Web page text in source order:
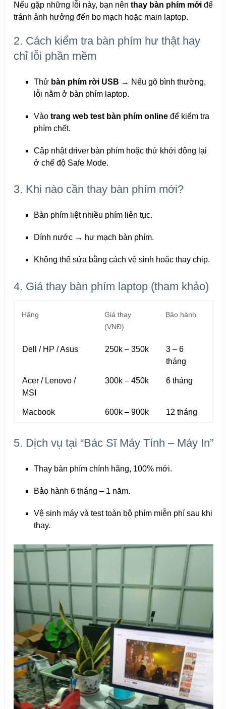
Nếu gặp những lỗi này, bạn nên thay bàn phím mớiđể
tránh ảnh hưởng đến bo mạch hoặc main laptop.
2. Cách kiểm tra bàn phím hư thật hay
chỉ lỗi phần mềm
Thử bàn phím rời USB → Nếu gõ bình thường,
lỗi nằm ở bàn phím laptop.
Vào trang web test bàn phím onlineđể kiểm tra
phím chết.
Cập nhật driver bàn phím hoặc thử khởi động lại
ở chế độ Safe Mode.
3. Khi nào cần thay bàn phím mới?
Bàn phím liệt nhiều phím liên tục.
Dính nước → hư mạch bàn phím.
Không thể sửa bằng cách vệ sinh hoặc thay chip.
4. Giá thay bàn phím laptop (tham khảo)
Hãng
Giá thay
(VNĐ)
Bảo hành
Dell / HP / Asus 250k – 350k
3 – 6
tháng
Acer / Lenovo /
MSI
300k – 450k 6 tháng
Macbook 600k – 900k 12 tháng
5. Dịch vụ tại “Bác Sĩ Máy Tính – Máy In”
Thay bàn phím chính hãng, 100% mới.
Bảo hành 6 tháng – 1 năm.
Vệ sinh máy và test toàn bộ phím miễn phí sau khi
thay.